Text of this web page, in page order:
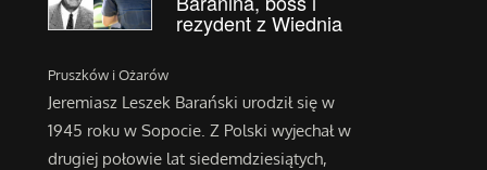
rezydent z Wiednia
Pruszków i Ożarów
Jeremiasz Leszek Barański urodził się w
1945 roku w Sopocie. Z Polski wyjechał w
drugiej połowie lat siedemdziesiątych,